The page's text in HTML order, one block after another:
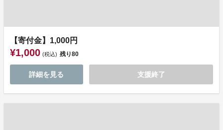
【寄付金】1,000円
¥1,000 (税込) 残り80
詳細を見る 支援終了